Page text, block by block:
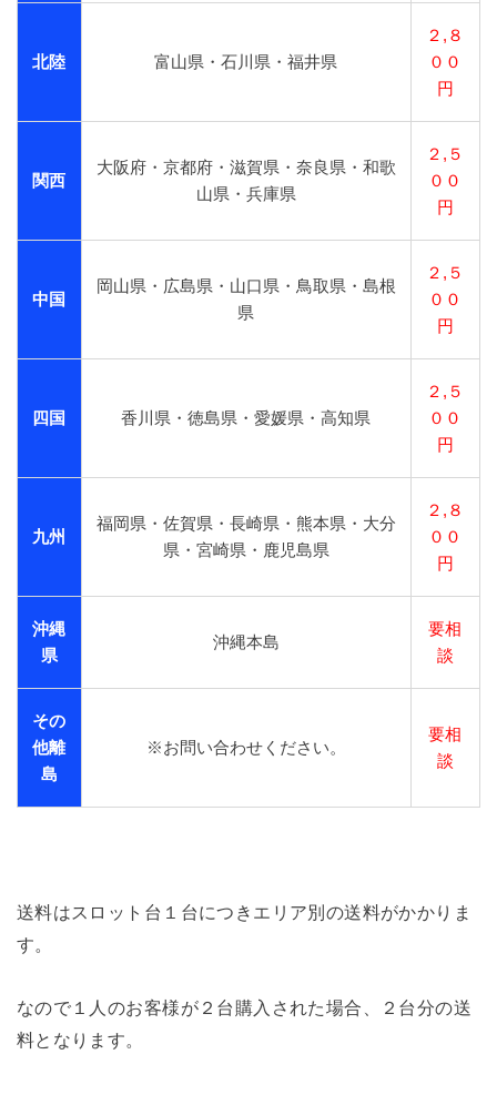
北陸 富山県・石川県・福井県
２,８
００
円
関西
大阪府・京都府・滋賀県・奈良県・和歌
山県・兵庫県
２,５
００
円
中国
岡山県・広島県・山口県・鳥取県・島根
県
２,５
００
円
四国 香川県・徳島県・愛媛県・高知県
２,５
００
円
九州
福岡県・佐賀県・長崎県・熊本県・大分
県・宮崎県・鹿児島県
２,８
００
円
沖縄
県
沖縄本島
要相
談
その
他離
島
※お問い合わせください。
要相
談
送料はスロット台１台につきエリア別の送料がかかりま
す。
なので１人のお客様が２台購入された場合、２台分の送
料となります。